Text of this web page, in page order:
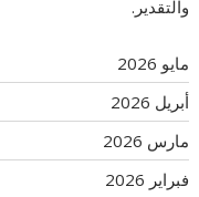
والتقدير.
مايو 2026
أبريل 2026
مارس 2026
فبراير 2026